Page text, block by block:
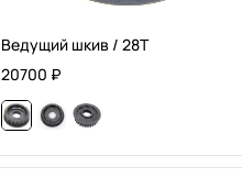
Ведущий шкив / 28T
20700 ₽